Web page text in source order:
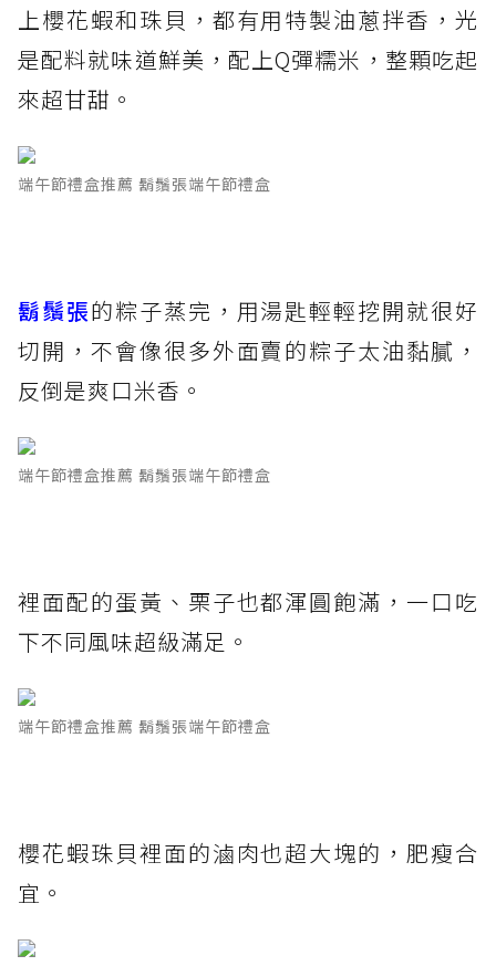
上櫻花蝦和珠貝，都有用特製油蔥拌香，光
是配料就味道鮮美，配上Q彈糯米，整顆吃起
來超甘甜。
端午節禮盒推薦 鬍鬚張端午節禮盒
鬍鬚張的粽子蒸完，用湯匙輕輕挖開就很好
切開，不會像很多外面賣的粽子太油黏膩，
反倒是爽口米香。
端午節禮盒推薦 鬍鬚張端午節禮盒
裡面配的蛋黃、栗子也都渾圓飽滿，一口吃
下不同風味超級滿足。
端午節禮盒推薦 鬍鬚張端午節禮盒
櫻花蝦珠貝裡面的滷肉也超大塊的，肥瘦合
宜。